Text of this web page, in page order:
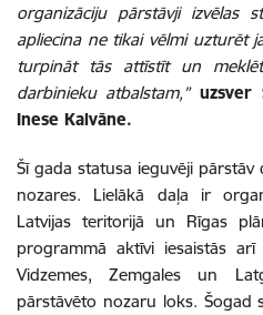
organizāciju pārstāvji izvēlas
apliecina ne tikai vēlmi uzturēt
turpināt tās attīstīt un
darbinieku atbalstam,” uzsver
Inese Kalvāne.
Šī gada statusa ieguvēji
nozares. Lielākā daļa ir
Latvijas teritorijā un Rīgas
programmā aktīvi iesaistās
Vidzemes, Zemgales un
pārstāvēto nozaru loks. Šogad